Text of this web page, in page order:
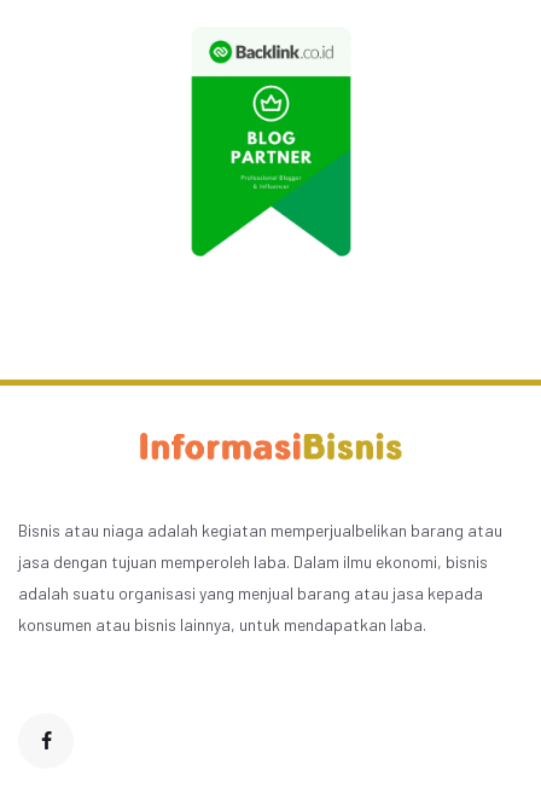
Bisnis atau niaga adalah kegiatan memperjualbelikan barang atau
jasa dengan tujuan memperoleh laba. Dalam ilmu ekonomi, bisnis
adalah suatu organisasi yang menjual barang atau jasa kepada
konsumen atau bisnis lainnya, untuk mendapatkan laba.